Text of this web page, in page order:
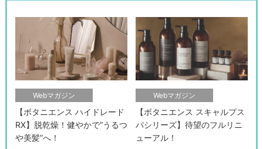
Webマガジン
【ボタニエンス ハイドレード
RX】脱乾燥！健やかで“うるつ
や美髪”へ！
Webマガジン
【ボタニエンス スキャルプス
パシリーズ】待望のフルリニ
ューアル！